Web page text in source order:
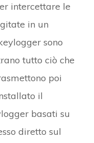
intercettare le
in un
sono
tutto ciò che
poi
il
basati su
diretto sul